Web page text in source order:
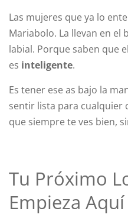
Las mujeres que ya lo
Mariabolo. La llevan en el
labial. Porque saben que
es inteligente.
Es tener ese as bajo la
sentir lista para cualquier
que siempre te ves bien,
Tu Próximo
Empieza Aquí